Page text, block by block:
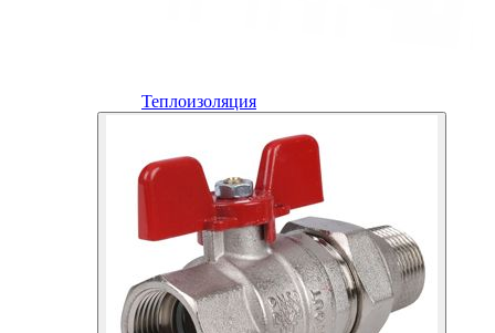
Теплоизоляция